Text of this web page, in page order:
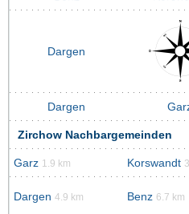
Dargen
Dargen
Zirchow Nachbargemeinden
Garz 1.9 km Korswandt
Dargen 4.9 km Benz 6.7 km